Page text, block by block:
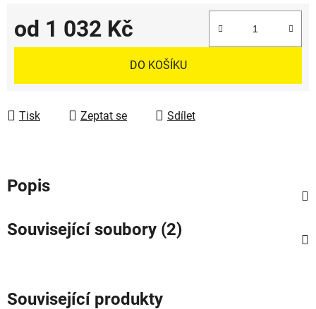
od 1 032 Kč
Měrná cena:
DO KOŠÍKU
Tisk Zeptat se Sdílet
Popis
Související soubory (2)
Související produkty